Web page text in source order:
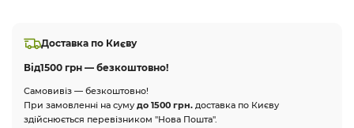
Доставка по Києву
Від1500 грн — безкоштовно!
Самовивіз — безкоштовно!
При замовленні на суму до 1500 грн. доставка по Києву
здійснюється перевізником "Нова Пошта".